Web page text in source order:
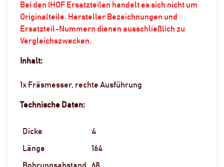
Bei den IHOF Ersatzteilen handelt es sich nicht um
Originalteile. Hersteller Bezeichnungen und
Ersatzteil-Nummern dienen ausschließlich zu
Vergleichszwecken.
Inhalt:
1x Fräsmesser, rechte Ausführung
Technische Daten:
Dicke 4
Länge 164
Bohrungsabstand 68